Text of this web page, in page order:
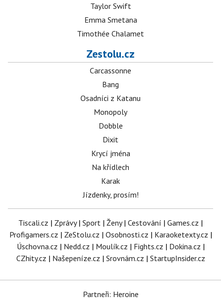
Taylor Swift
Emma Smetana
Timothée Chalamet
Zestolu.cz
Carcassonne
Bang
Osadníci z Katanu
Monopoly
Dobble
Dixit
Krycí jména
Na křídlech
Karak
Jízdenky, prosím!
Tiscali.cz | Zprávy| Sport | Ženy| Cestování | Games.cz |
Profigamers.cz | ZeStolu.cz | Osobnosti.cz | Karaoketexty.cz |
Úschovna.cz | Nedd.cz | Moulík.cz | Fights.cz | Dokina.cz |
CZhity.cz | Našepeníze.cz | Srovnám.cz | StartupInsider.cz
Partneři: Heroine